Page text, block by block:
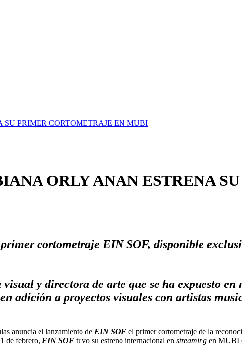
PRIMER CORTOMETRAJE EN MUBI
ORLY ANAN ESTRENA
cortometraje EIN SOF, disponible
visual y directora de arte que se ha expuesto en
adición a proyectos visuales con artistas
anuncia el lanzamiento de EIN SOF el primer cortometraje de la
de febrero, EIN SOF tuvo su estreno internacional en streaming en MUBI